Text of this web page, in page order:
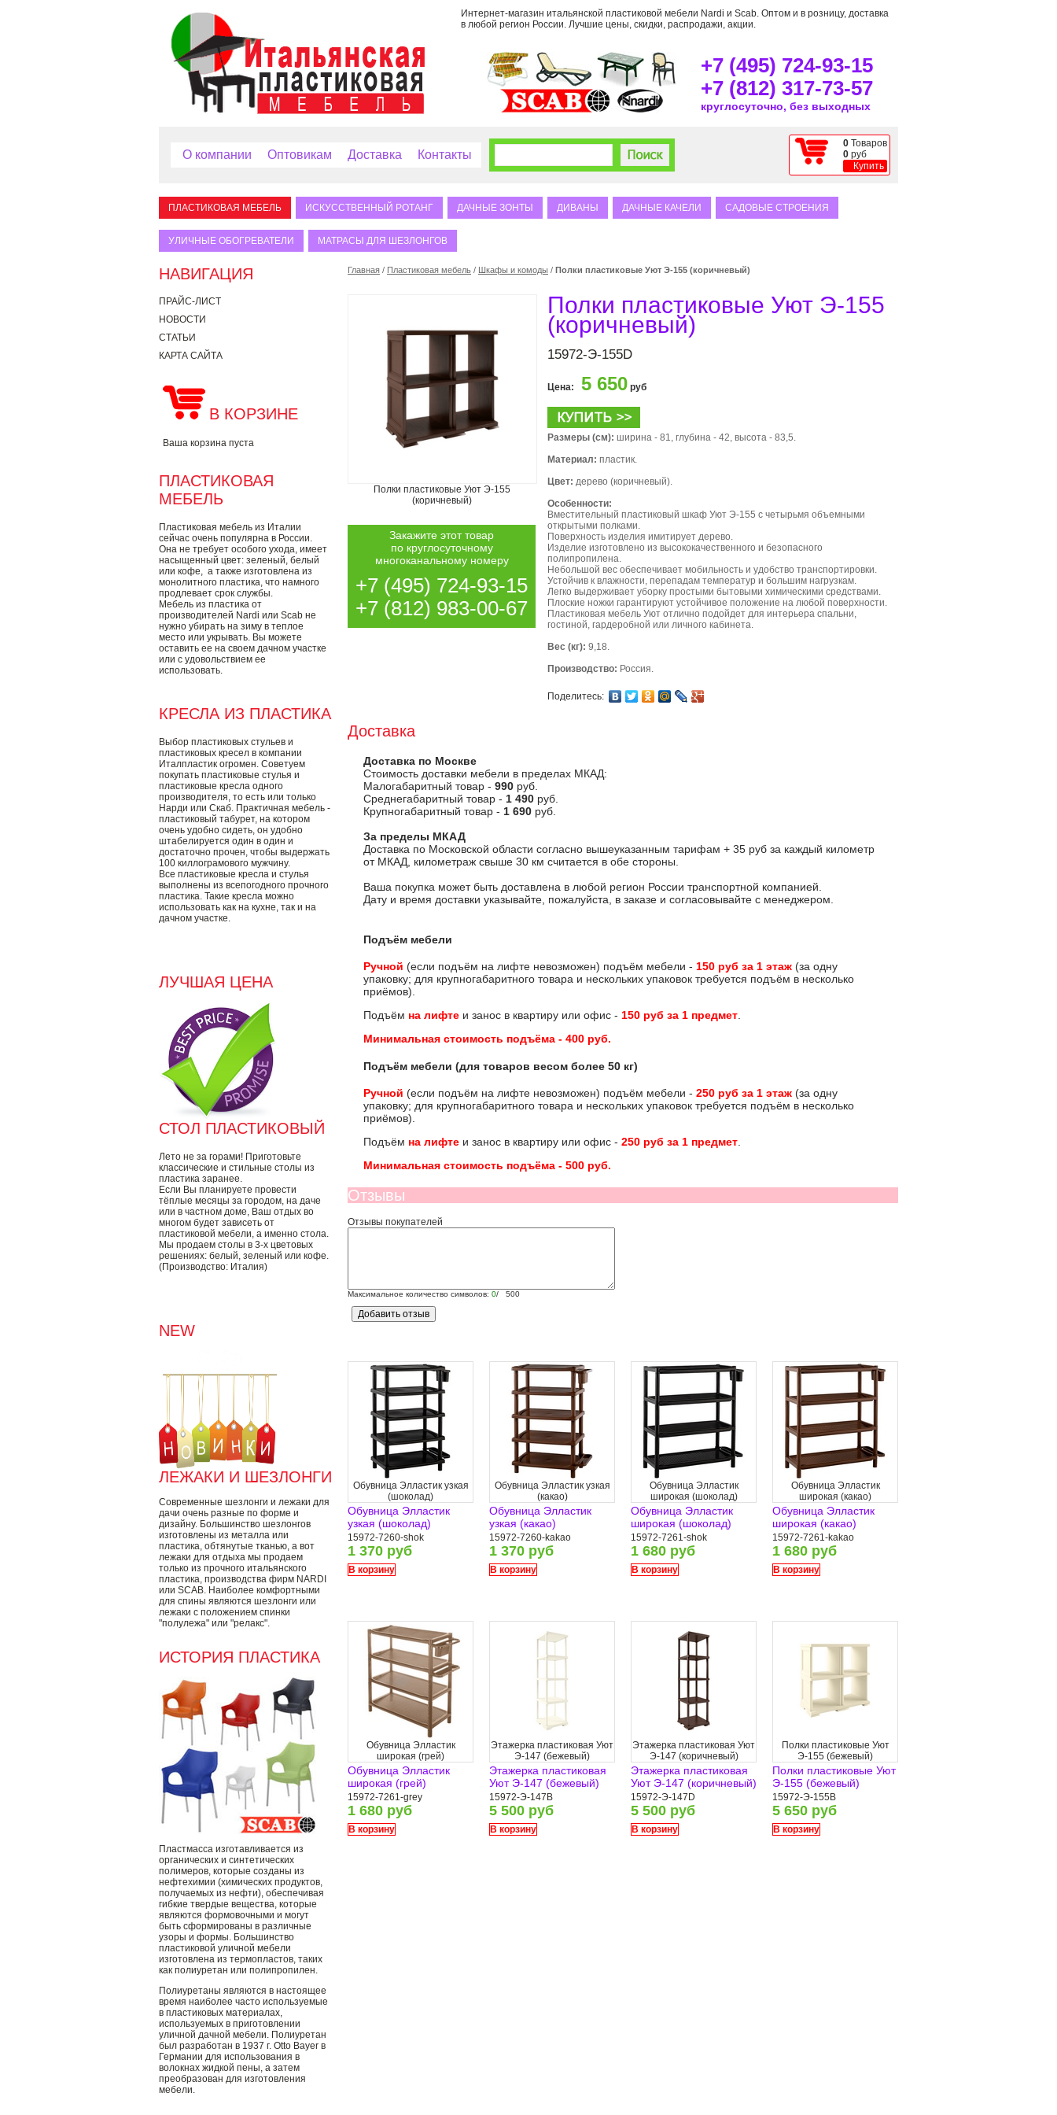
Интернет-магазин итальянской пластиковой мебели Nardi и Scab. Оптом и в розницу, доставка
в любой регион России. Лучшие цены, скидки, распродажи, акции.
+7 (495) 724-93-15
+7 (812) 317-73-57
круглосуточно, без выходных
О компании Оптовикам Доставка Контакты
0 Товаров
0 руб
Купить
ПЛАСТИКОВАЯ МЕБЕЛЬ ИСКУССТВЕННЫЙ РОТАНГ ДАЧНЫЕ ЗОНТЫ ДИВАНЫ ДАЧНЫЕ КАЧЕЛИ САДОВЫЕ СТРОЕНИЯ
УЛИЧНЫЕ ОБОГРЕВАТЕЛИ МАТРАСЫ ДЛЯ ШЕЗЛОНГОВ
НАВИГАЦИЯ
ПРАЙС-ЛИСТ
НОВОСТИ
СТАТЬИ
КАРТА САЙТА
В КОРЗИНЕ
Ваша корзина пуста
ПЛАСТИКОВАЯ
МЕБЕЛЬ
Пластиковая мебель из Италии
сейчас очень популярна в России.
Она не требует особого ухода, имеет
насыщенный цвет: зеленый, белый
или кофе, а также изготовлена из
монолитного пластика, что намного
продлевает срок службы.
Мебель из пластика от
производителей Nardi или Scab не
нужно убирать на зиму в теплое
место или укрывать. Вы можете
оставить ее на своем дачном участке
или с удовольствием ее
использовать.
КРЕСЛА ИЗ ПЛАСТИКА
Выбор пластиковых стульев и
пластиковых кресел в компании
Италпластик огромен. Советуем
покупать пластиковые стулья и
пластиковые кресла одного
производителя, то есть или только
Нарди или Скаб. Практичная мебель -
пластиковый табурет, на котором
очень удобно сидеть, он удобно
штабелируется один в один и
достаточно прочен, чтобы выдержать
100 киллограмового мужчину.
Все пластиковые кресла и стулья
выполнены из всепогодного прочного
пластика. Такие кресла можно
использовать как на кухне, так и на
дачном участке.
ЛУЧШАЯ ЦЕНА
СТОЛ ПЛАСТИКОВЫЙ
Лето не за горами! Приготовьте
классические и стильные столы из
пластика заранее.
Если Вы планируете провести
тёплые месяцы за городом, на даче
или в частном доме, Ваш отдых во
многом будет зависеть от
пластиковой мебели, а именно стола.
Мы продаем столы в 3-х цветовых
решениях: белый, зеленый или кофе.
(Производство: Италия)
NEW
ЛЕЖАКИ И ШЕЗЛОНГИ
Современные шезлонги и лежаки для
дачи очень разные по форме и
дизайну. Большинство шезлонгов
изготовлены из металла или
пластика, обтянутые тканью, а вот
лежаки для отдыха мы продаем
только из прочного итальянского
пластика, производства фирм NARDI
или SCAB. Наиболее комфортными
для спины являются шезлонги или
лежаки с положением спинки
"полулежа" или "релакс".
ИСТОРИЯ ПЛАСТИКА
Пластмасса изготавливается из
органических и синтетических
полимеров, которые созданы из
нефтехимии (химических продуктов,
получаемых из нефти), обеспечивая
гибкие твердые вещества, которые
являются формовочными и могут
быть сформированы в различные
узоры и формы. Большинство
пластиковой уличной мебели
изготовлена ​​из термопластов, таких
как полиуретан или полипропилен.
Полиуретаны являются в настоящее
время наиболее часто используемые
в пластиковых материалах,
используемых в приготовлении
уличной дачной мебели. Полиуретан
был разработан в 1937 г. Otto Bayer в
Германии для использования в
волокнах жидкой пены, а затем
преобразован для изготовления
мебели.
Главная / Пластиковая мебель / Шкафы и комоды / Полки пластиковые Уют Э-155 (коричневый)
Полки пластиковые Уют Э-155
(коричневый)
Закажите этот товар
по круглосуточному
многоканальному номеру
+7 (495) 724-93-15
+7 (812) 983-00-67
Полки пластиковые Уют Э-155
(коричневый)
15972-Э-155D
Цена: 5 650 руб
Размеры (см): ширина - 81, глубина - 42, высота - 83,5.
Материал: пластик.
Цвет: дерево (коричневый).
Особенности:
Вместительный пластиковый шкаф Уют Э-155 с четырьмя объемными
открытыми полками.
Поверхность изделия имитирует дерево.
Изделие изготовлено из высококачественного и безопасного
полипропилена.
Небольшой вес обеспечивает мобильность и удобство транспортировки.
Устойчив к влажности, перепадам температур и большим нагрузкам.
Легко выдерживает уборку простыми бытовыми химическими средствами.
Плоские ножки гарантируют устойчивое положение на любой поверхности.
Пластиковая мебель Уют отлично подойдет для интерьера спальни,
гостиной, гардеробной или личного кабинета.
Вес (кг): 9,18.
Производство: Россия.
Поделитесь:
Доставка
Доставка по Москве
Стоимость доставки мебели в пределах МКАД:
Малогабаритный товар - 990 руб.
Среднегабаритный товар - 1 490 руб.
Крупногабаритный товар - 1 690 руб.
За пределы МКАД
Доставка по Московской области согласно вышеуказанным тарифам + 35 руб за каждый километр
от МКАД, километраж свыше 30 км считается в обе стороны.
Ваша покупка может быть доставлена в любой регион России транспортной компанией.
Дату и время доставки указывайте, пожалуйста, в заказе и согласовывайте с менеджером.
Подъём мебели
Ручной (если подъём на лифте невозможен) подъём мебели - 150 руб за 1 этаж (за одну
упаковку; для крупногабаритного товара и нескольких упаковок требуется подъём в несколько
приёмов).
Подъём на лифте и занос в квартиру или офис - 150 руб за 1 предмет.
Минимальная стоимость подъёма - 400 руб.
Подъём мебели (для товаров весом более 50 кг)
Ручной (если подъём на лифте невозможен) подъём мебели - 250 руб за 1 этаж (за одну
упаковку; для крупногабаритного товара и нескольких упаковок требуется подъём в несколько
приёмов).
Подъём на лифте и занос в квартиру или офис - 250 руб за 1 предмет.
Минимальная стоимость подъёма - 500 руб.
Отзывы
Отзывы покупателей
Максимальное количество символов: 0/ 500
Обувница Элластик узкая
(шоколад)
Обувница Элластик
узкая (шоколад)
15972-7260-shok
1 370 руб
В корзину
Обувница Элластик узкая
(какао)
Обувница Элластик
узкая (какао)
15972-7260-kakao
1 370 руб
В корзину
Обувница Элластик
широкая (шоколад)
Обувница Элластик
широкая (шоколад)
15972-7261-shok
1 680 руб
В корзину
Обувница Элластик
широкая (какао)
Обувница Элластик
широкая (какао)
15972-7261-kakao
1 680 руб
В корзину
Обувница Элластик
широкая (грей)
Обувница Элластик
широкая (грей)
15972-7261-grey
1 680 руб
В корзину
Этажерка пластиковая Уют
Э-147 (бежевый)
Этажерка пластиковая
Уют Э-147 (бежевый)
15972-Э-147B
5 500 руб
В корзину
Этажерка пластиковая Уют
Э-147 (коричневый)
Этажерка пластиковая
Уют Э-147 (коричневый)
15972-Э-147D
5 500 руб
В корзину
Полки пластиковые Уют
Э-155 (бежевый)
Полки пластиковые Уют
Э-155 (бежевый)
15972-Э-155B
5 650 руб
В корзину